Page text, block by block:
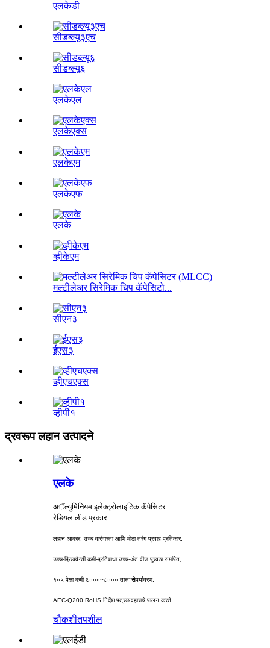
एलकेडी
सीडब्ल्यू३एच
सीडब्ल्यू६
एलकेएल
एलकेएक्स
एलकेएम
एलकेएफ
एलके
व्हीकेएम
मल्टीलेअर सिरेमिक चिप कॅपेसिटो...
सीएन३
ईएस३
व्हीएचएक्स
व्हीपी१
द्रवरूप लहान उत्पादने
एलके
अॅल्युमिनियम इलेक्ट्रोलाइटिक कॅपेसिटर
रेडियल लीड प्रकार
लहान आकार, उच्च वारंवारता आणि मोठा तरंग प्रवाह प्रतिकार,
उच्च-फ्रिक्वेन्सी कमी-प्रतिबाधा उच्च-अंत वीज पुरवठा समर्पित,
१०५ पेक्षा कमी ६०००~८००० तास°सेपर्यावरण,
AEC-Q200 RoHS निर्देश पत्रव्यवहाराचे पालन करते.
चौकशीतपशील